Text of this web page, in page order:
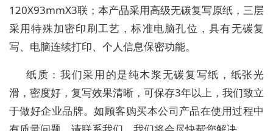
120X93mmX3联；本产品采用高级无碳复写原纸，三层
采用特殊加密印刷工艺，标准电脑孔位，具有无碳复
写、电脑连续打印、个人信息保密功能。
纸质：我们采用的是纯木浆无碳复写纸，纸张光
滑，密度好，复写效果清晰，可保存3年以上，我们致立
于做好企业品牌。如顾客购买本公司产品在使用过程中